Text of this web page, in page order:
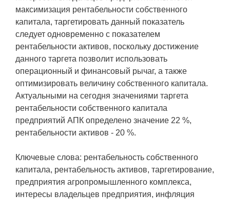
максимизация рентабельности собственного
капитала, таргетировать данный показатель
следует одновременно с показателем
рентабельности активов, поскольку достижение
данного таргета позволит использовать
операционный и финансовый рычаг, а также
оптимизировать величину собственного капитала.
Актуальными на сегодня значениями таргета
рентабельности собственного капитала
предприятий АПК определено значение 22 %,
рентабельности активов - 20 %.
Ключевые слова: рентабельность собственного
капитала, рентабельность активов, таргетирование,
предприятия агропромышленного комплекса,
интересы владельцев предприятия, инфляция